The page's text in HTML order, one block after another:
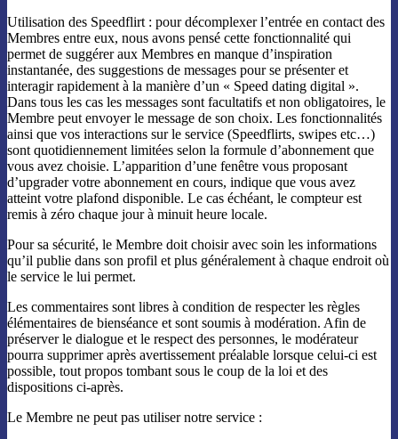
Utilisation des Speedflirt : pour décomplexer l’entrée en contact des
Membres entre eux, nous avons pensé cette fonctionnalité qui
permet de suggérer aux Membres en manque d’inspiration
instantanée, des suggestions de messages pour se présenter et
interagir rapidement à la manière d’un « Speed dating digital ».
Dans tous les cas les messages sont facultatifs et non obligatoires, le
Membre peut envoyer le message de son choix. Les fonctionnalités
ainsi que vos interactions sur le service (Speedflirts, swipes etc…)
sont quotidiennement limitées selon la formule d’abonnement que
vous avez choisie. L’apparition d’une fenêtre vous proposant
d’upgrader votre abonnement en cours, indique que vous avez
atteint votre plafond disponible. Le cas échéant, le compteur est
remis à zéro chaque jour à minuit heure locale.
Pour sa sécurité, le Membre doit choisir avec soin les informations
qu’il publie dans son profil et plus généralement à chaque endroit où
le service le lui permet.
Les commentaires sont libres à condition de respecter les règles
élémentaires de bienséance et sont soumis à modération. Afin de
préserver le dialogue et le respect des personnes, le modérateur
pourra supprimer après avertissement préalable lorsque celui-ci est
possible, tout propos tombant sous le coup de la loi et des
dispositions ci-après.
Le Membre ne peut pas utiliser notre service :